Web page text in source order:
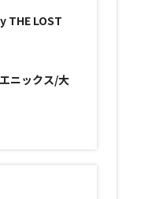
THE LOST
ニックス/大